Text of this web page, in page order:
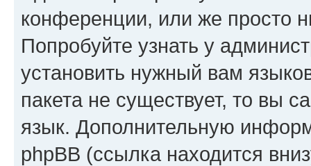
конференции, или же просто
Попробуйте узнать у
установить нужный вам
пакета не существует, то вы
язык. Дополнительную
phpBB (ссылка находится